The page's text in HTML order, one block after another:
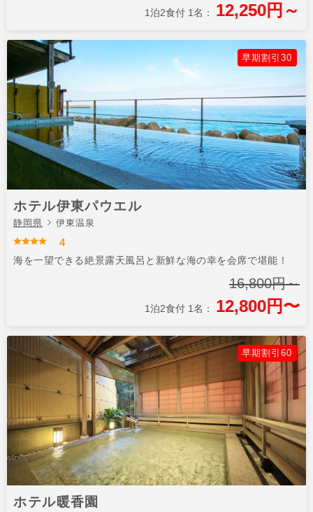
1泊2食付 1名： 12,250円～
早期割引30
ホテル伊東パウエル
静岡県 伊東温泉
4
海を一望できる絶景露天風呂と新鮮な海の幸を会席で堪能！
16,800円～
1泊2食付 1名： 12,800円〜
早期割引60
ホテル暖香園